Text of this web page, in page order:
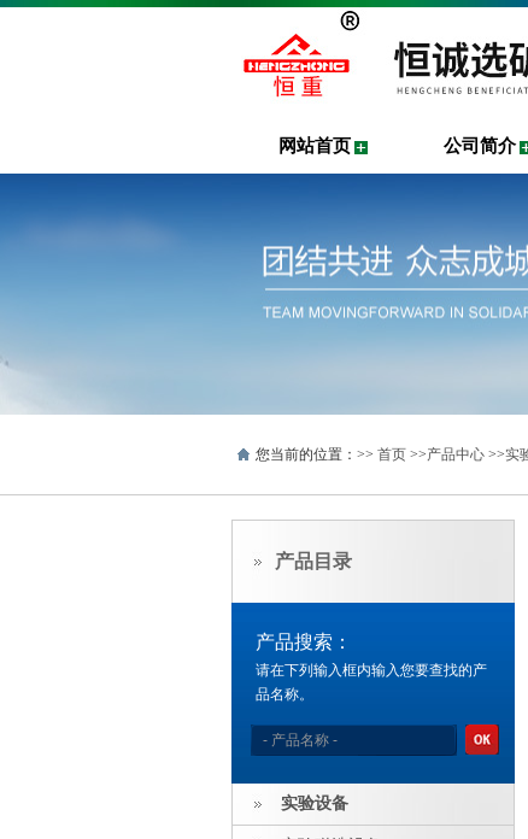
网站首页 公司简介
您当前的位置：>> 首页 >>产品中心 >>实
产品目录
产品搜索：
请在下列输入框内输入您要查找的产
品名称。
实验设备